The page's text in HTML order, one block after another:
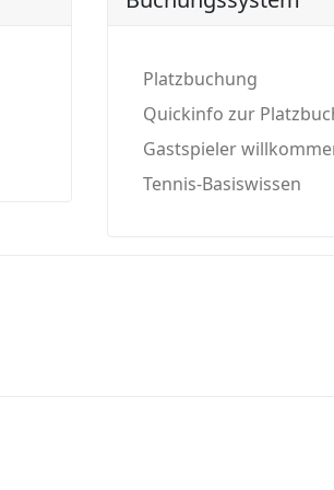
Platzbuchung
Quickinfo zur
Gastspieler
Tennis-Basiswissen